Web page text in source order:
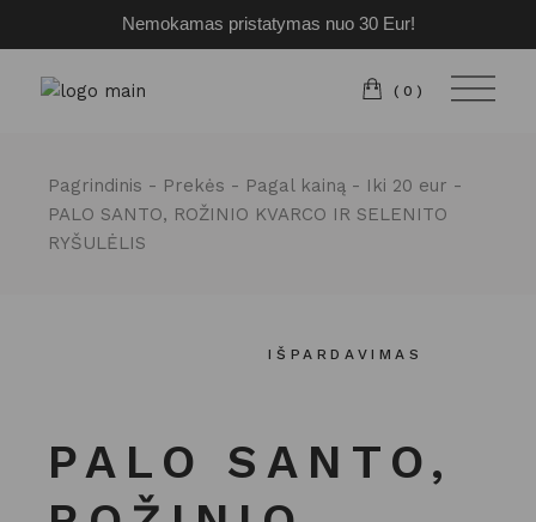
Nemokamas pristatymas nuo 30 Eur!
Pereiti
turinio
(0)
Pagrindinis Prekės Pagal kainą
Iki 20 eur
PALO SANTO, ROŽINIO KVARCO IR SELENITO
RYŠULĖLIS
IŠPARDAVIMAS
PALO SANTO,